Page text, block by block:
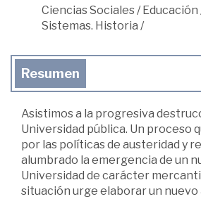
Ciencias Sociales/ Educación
Sistemas. Historia /
Resumen
Asistimos a la progresiva
Universidad pública. Un proceso
por las políticas de austeridad y
alumbrado la emergencia de un
Universidad de carácter
situación urge elaborar un